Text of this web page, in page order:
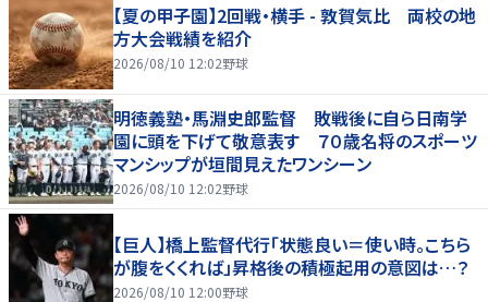
【夏の甲子園】2回戦・横手 - 敦賀気比 両校の地
方大会戦績を紹介
2026/08/10 12:02野球
明徳義塾・馬淵史郎監督 敗戦後に自ら日南学
園に頭を下げて敬意表す ７０歳名将のスポーツ
マンシップが垣間見えたワンシーン
2026/08/10 12:02野球
【巨人】橋上監督代行「状態良い＝使い時。こちら
が腹をくくれば」昇格後の積極起用の意図は…？
2026/08/10 12:00野球